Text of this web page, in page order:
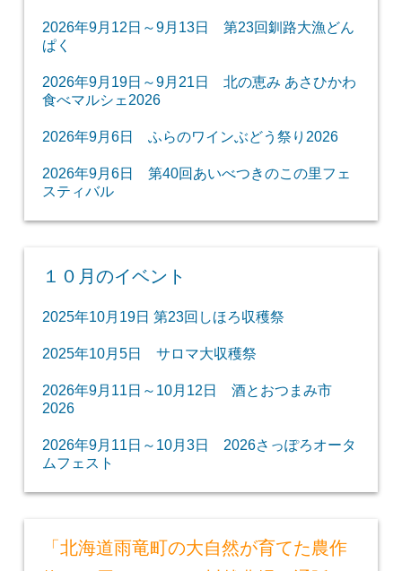
2026年9月12日～9月13日 第23回釧路大漁どん
ぱく
2026年9月19日～9月21日 北の恵み あさひかわ
食べマルシェ2026
2026年9月6日 ふらのワインぶどう祭り2026
2026年9月6日 第40回あいべつきのこの里フェ
スティバル
１０月のイベント
2025年10月19日 第23回しほろ収穫祭
2025年10月5日 サロマ大収穫祭
2026年9月11日～10月12日 酒とおつまみ市
2026
2026年9月11日～10月3日 2026さっぽろオータ
ムフェスト
「北海道雨竜町の大自然が育てた農作